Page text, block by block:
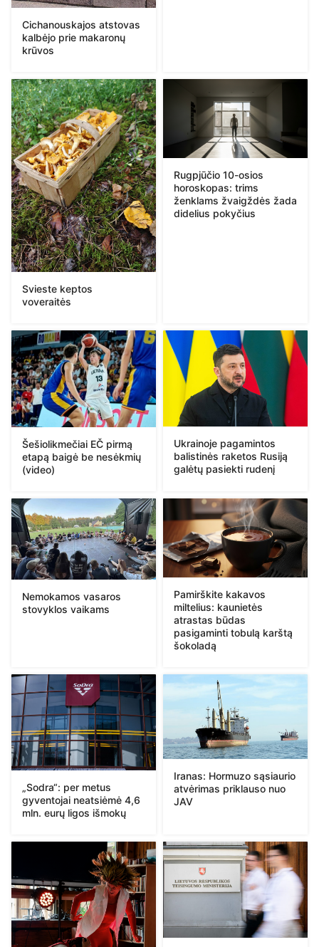
Cichanouskajos atstovas
kalbėjo prie makaronų
krūvos
Svieste keptos
voveraitės
Rugpjūčio 10-osios
horoskopas: trims
ženklams žvaigždės žada
didelius pokyčius
Šešiolikmečiai EČ pirmą
etapą baigė be nesėkmių
(video)
Ukrainoje pagamintos
balistinės raketos Rusiją
galėtų pasiekti rudenį
Nemokamos vasaros
stovyklos vaikams
Pamirškite kakavos
miltelius: kaunietės
atrastas būdas
pasigaminti tobulą karštą
šokoladą
„Sodra“: per metus
gyventojai neatsiėmė 4,6
mln. eurų ligos išmokų
Iranas: Hormuzo sąsiaurio
atvėrimas priklauso nuo
JAV